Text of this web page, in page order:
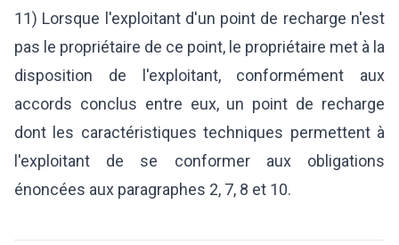
11) Lorsque l'exploitant d'un point de recharge n'est
pas le propriétaire de ce point, le propriétaire met à la
disposition de l'exploitant, conformément aux
accords conclus entre eux, un point de recharge
dont les caractéristiques techniques permettent à
l'exploitant de se conformer aux obligations
énoncées aux paragraphes 2, 7, 8 et 10.